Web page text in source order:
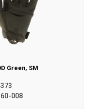
Green, SM
60-008